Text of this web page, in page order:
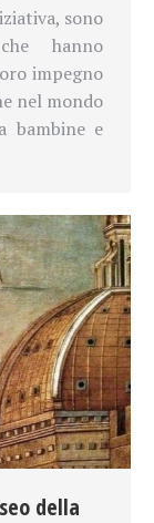
sono
hanno
impegno
nel mondo
bambine e
della